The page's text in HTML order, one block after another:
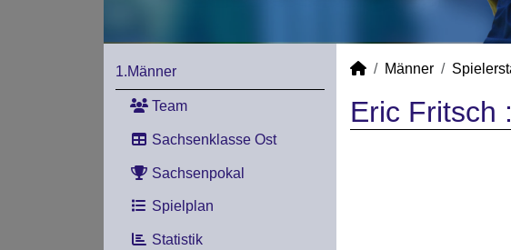
1.Männer
Team
Sachsenklasse Ost
Sachsenpokal
Spielplan
Statistik
Männer
Eric Fritsch